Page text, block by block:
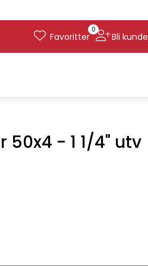
0
Favoritter Bli kunde
50x4 - 1 1/4" utv